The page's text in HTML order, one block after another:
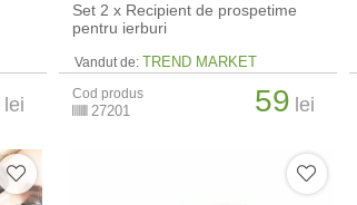
lei
Set 2 x Recipient de prospetime
pentru ierburi
Vandut de: TREND MARKET
Cod produs
27201 59 lei